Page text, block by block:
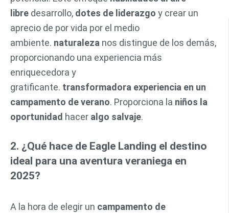
libre desarrollo, dotes de liderazgo y crear un
aprecio de por vida por el medio
ambiente. naturaleza nos distingue de los demás,
proporcionando una experiencia más
enriquecedora y
gratificante. transformadora experiencia en un
campamento de verano. Proporciona la niños la
oportunidad hacer algo salvaje.
2. ¿Qué hace de Eagle Landing el destino
ideal para una aventura veraniega en
2025?
A la hora de elegir un campamento de